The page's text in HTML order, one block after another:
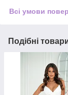
Всі умови
Подібні